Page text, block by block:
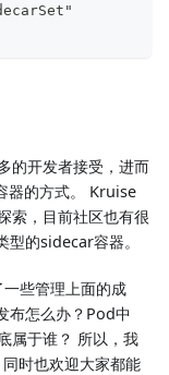
的开发者接受，进而
器的方式。 Kruise
索，目前社区也有很
的sidecar容器。
些管理上面的成
布怎么办？Pod中
属于谁？ 所以，我
时也欢迎大家都能